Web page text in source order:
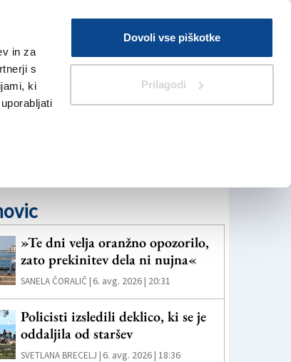
in za
s
ki
Dovoli vse piškotke
Prilagodi
V Kioskih
Iskanje
»Te dni velja oranžno opozorilo,
zato prekinitev dela ni nujna«
SANELA ČORALIČ | 6. avg. 2026 | 20:31
Policisti izsledili deklico, ki se je
oddaljila od staršev
SVETLANA BRECELJ | 6. avg. 2026 | 18:36